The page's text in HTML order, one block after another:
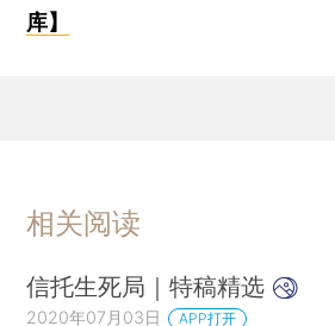
库】
相关阅读
信托生死局｜特稿精选
2020年07月03日 APP打开